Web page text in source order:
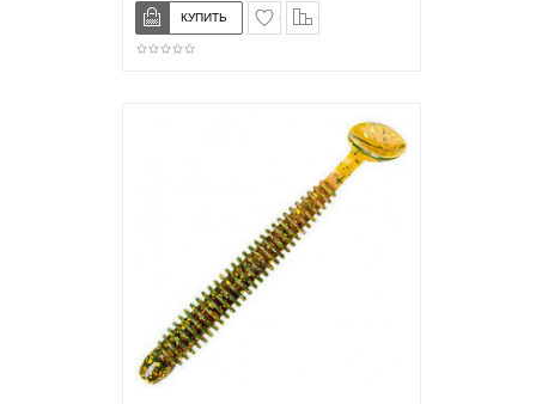
в закладки